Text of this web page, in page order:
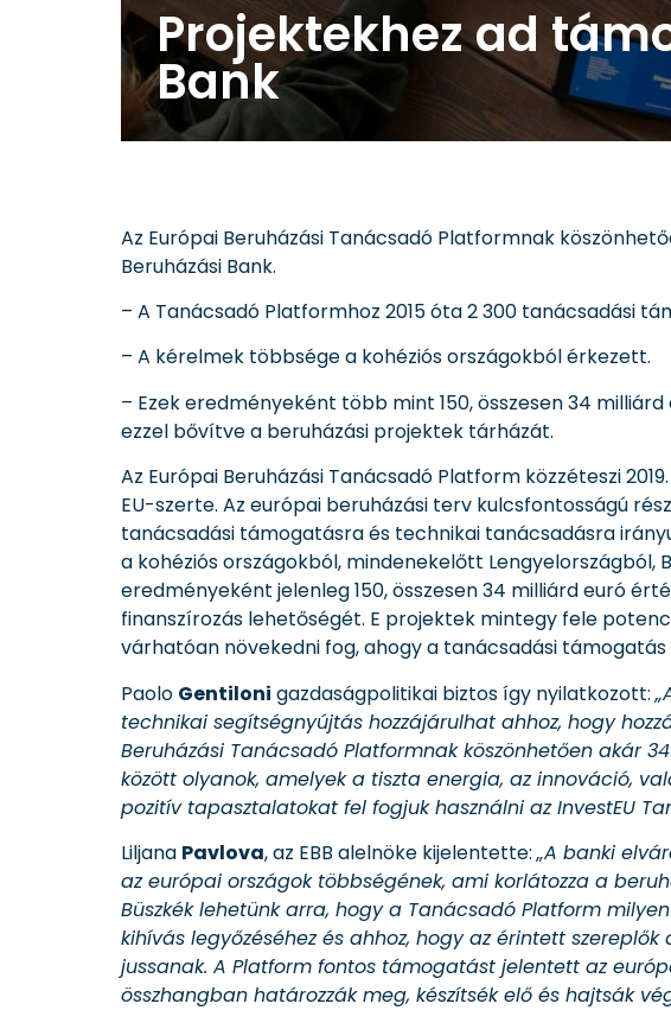
Projektekhez ad
Bank
Az Európai Beruházási Tanácsadó Platformnak
Beruházási Bank.
– A Tanácsadó Platformhoz 2015 óta 2 300 tanácsadási
– A kérelmek többsége a kohéziós országokból érkezett.
– Ezek eredményeként több mint 150, összesen 34
ezzel bővítve a beruházási projektek tárházát.
Az Európai Beruházási Tanácsadó Platform közzéteszi
EU-szerte. Az európai beruházási terv kulcsfontosságú
tanácsadási támogatásra és technikai tanácsadásra
a kohéziós országokból, mindenekelőtt
eredményeként jelenleg 150, összesen 34 milliárd euró
finanszírozás lehetőségét. E projektek mintegy fele
várhatóan növekedni fog, ahogy a tanácsadási
Paolo Gentiloni gazdaságpolitikai biztos így nyilatkozott:
technikai segítségnyújtás hozzájárulhat ahhoz, hogy
Beruházási Tanácsadó Platformnak köszönhetően akár
között olyanok, amelyek a tiszta energia, az innováció,
pozitív tapasztalatokat fel fogjuk használni az InvestEU
Liljana Pavlova, az EBB alelnöke kijelentette:„A banki
az európai országok többségének, ami korlátozza a
Büszkék lehetünk arra, hogy a Tanácsadó Platform
kihívás legyőzéséhez és ahhoz, hogy az érintett
jussanak. A Platform fontos támogatást jelentett az
összhangban határozzák meg, készítsék elő és hajtsák